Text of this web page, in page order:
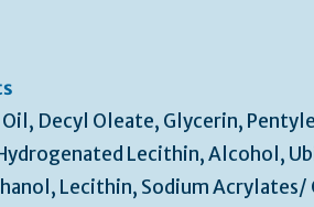
Oil, Decyl Oleate, Glycerin,
Lecithin, Alcohol,
Lecithin, Sodium Acrylates/